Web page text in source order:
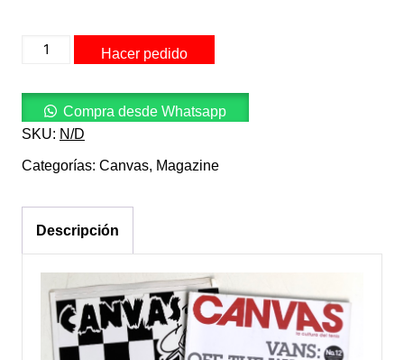
CANVAS
cantidad
Hacer pedido
Compra desde Whatsapp
SKU: N/D
Categorías: Canvas, Magazine
Descripción